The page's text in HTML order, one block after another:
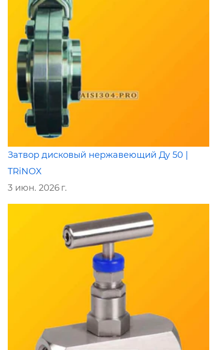
Затвор дисковый нержавеющий Ду 50 |
TRiNOX
3 июн. 2026 г.